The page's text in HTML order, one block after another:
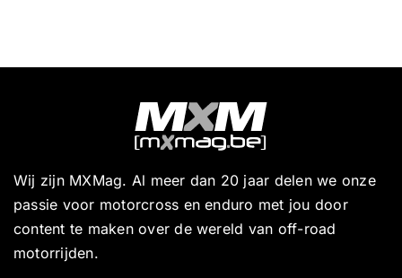
Wij zijn MXMag. Al meer dan 20 jaar delen we onze
passie voor motorcross en enduro met jou door
content te maken over de wereld van off-road
motorrijden.